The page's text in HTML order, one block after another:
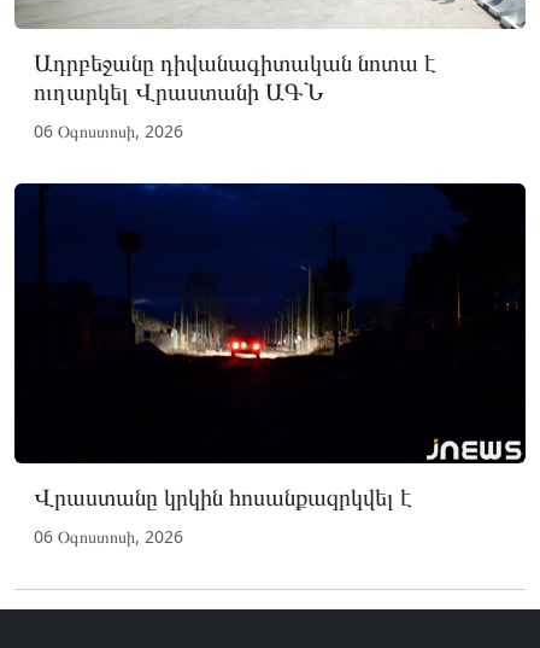
Ադրբեջանը դիվանագիտական նոտա է
ուղարկել Վրաստանի ԱԳՆ
06 Օգոստոսի, 2026
Վրաստանը կրկին հոսանքազրկվել է
06 Օգոստոսի, 2026